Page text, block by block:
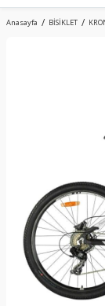
Anasayfa BİSİKLET